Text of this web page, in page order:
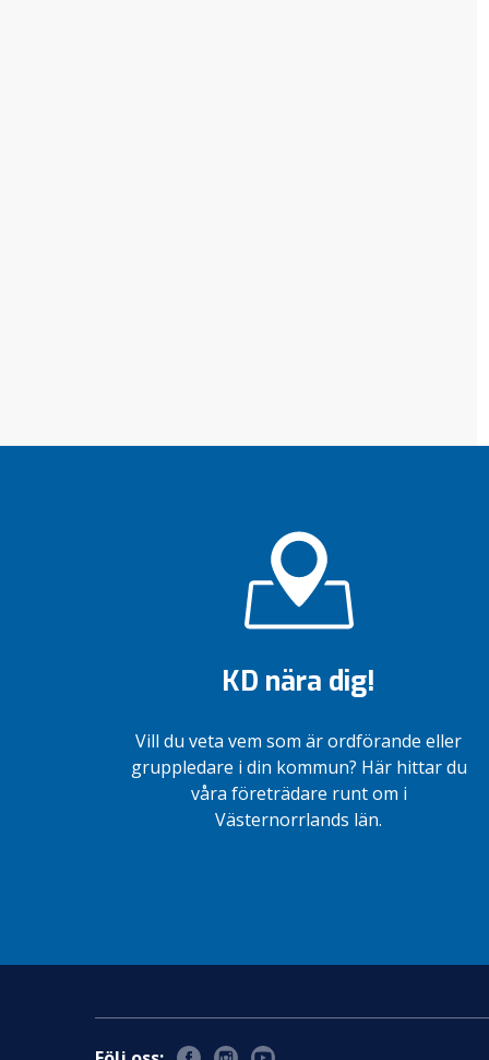
KD nära dig!
Vill du veta vem som är ordförande eller
gruppledare i din kommun? Här hittar du
våra företrädare runt om i
Västernorrlands län.